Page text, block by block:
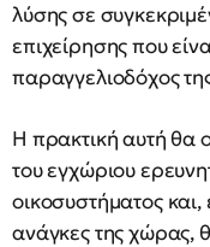
λύσης σε
επιχείρησης που
παραγγελιοδόχος
Η πρακτική αυτή θα
του εγχώριου
οικοσυστήματος και,
ανάγκες της χώρας,